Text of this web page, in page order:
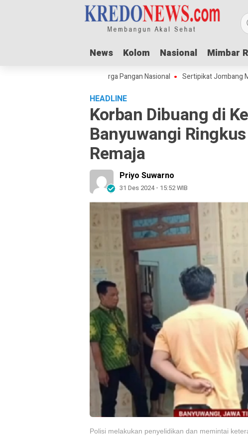
News Kolom Nasional Mimbar
News Kolom Nasional Mimbar
Dorong Lonjakan Harga Pangan Nasional Sertipikat Jombang Menuju
HEADLINE
Korban Dibuang di
Banyuwangi
Remaja
Priyo Suwarno
31 Des 2024 - 15:52 WIB
Polisi melakukan penyelidikan dan memintai